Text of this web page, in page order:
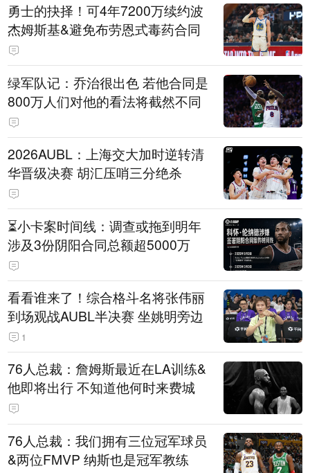
勇士的抉择！可4年7200万续约波
杰姆斯基&避免布劳恩式毒药合同
绿军队记：乔治很出色 若他合同是
800万人们对他的看法将截然不同
2026AUBL：上海交大加时逆转清
华晋级决赛 胡汇压哨三分绝杀
⏳️小卡案时间线：调查或拖到明年
涉及3份阴阳合同总额超5000万
看看谁来了！综合格斗名将张伟丽
到场观战AUBL半决赛 坐姚明旁边
1
76人总裁：詹姆斯最近在LA训练&
他即将出行 不知道他何时来费城
76人总裁：我们拥有三位冠军球员
&两位FMVP 纳斯也是冠军教练